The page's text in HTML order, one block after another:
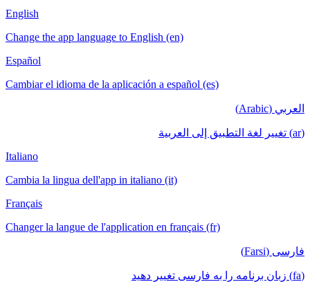
English
Change the app language to English (en)
Español
Cambiar el idioma de la aplicación a español (es)
العربي (Arabic)
(ar) تغيير لغة التطبيق إلى العربية
Italiano
Cambia la lingua dell'app in italiano (it)
Français
Changer la langue de l'application en français (fr)
فارسی (Farsi)
(fa) زبان برنامه را به فارسی تغییر دهید